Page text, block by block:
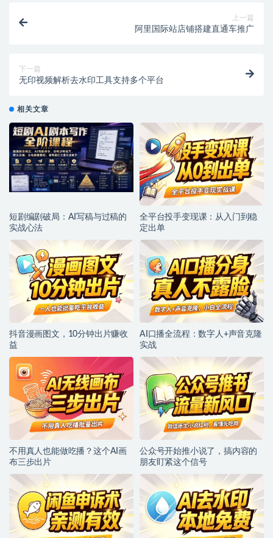
上一篇
阿里国际站店铺搭建直通车推广
下一篇
无印视频解析去水印工具支持多个平台
相关文章
短剧编剧破局：AI写稿与过稿的
实战心法
全平台投手变现课：从入门到稳
定出单
抖音漫画图文，10分钟出片赚收
益
AI口播全流程：数字人+声音克隆
实战
不用真人也能做吃播？这个AI画
布三步出片
公众号开始推小说了，搞内容的
朋友盯紧这个信号